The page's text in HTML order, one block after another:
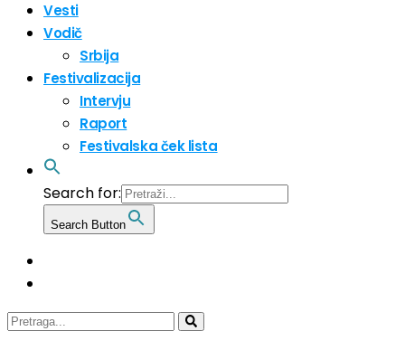
Vesti
Vodič
Srbija
Festivalizacija
Intervju
Raport
Festivalska ček lista
Search for:
Search Button